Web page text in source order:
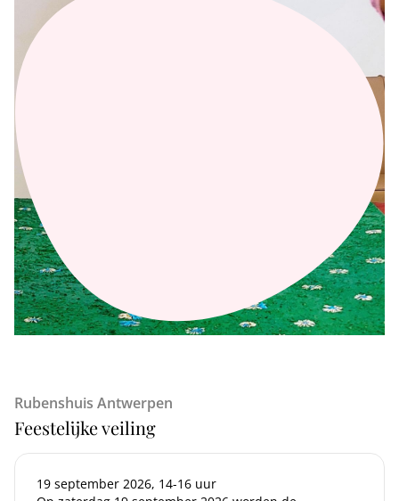
Rubenshuis Antwerpen
Feestelijke veiling
19 september 2026, 14-16 uur